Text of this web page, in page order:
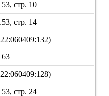
стр. 10
стр. 14
стр. 24